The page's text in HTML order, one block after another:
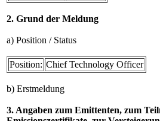
2. Grund der Meldung
a) Position / Status
Position: Chief Technology Officer
b) Erstmeldung
3. Angaben zum Emittenten, zum